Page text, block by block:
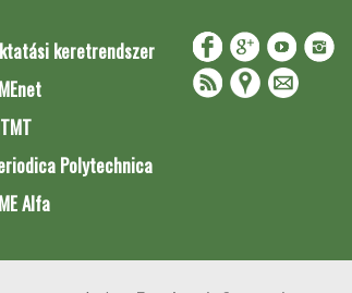
keretrendszer
Polytechnica
Alfa
Copyright © 2020 BME Építőmérnöki Kar